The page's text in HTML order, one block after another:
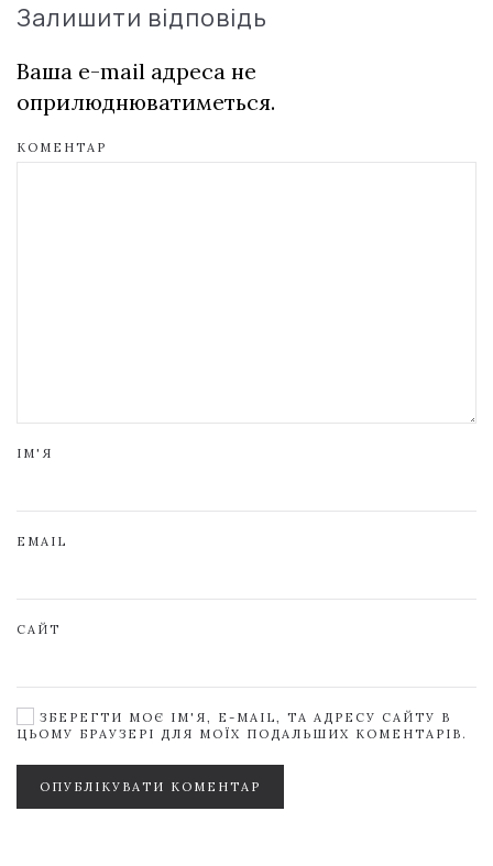
Залишити відповідь
Ваша e-mail адреса не
оприлюднюватиметься.
КОМЕНТАР
ІМ'Я
EMAIL
САЙТ
ЗБЕРЕГТИ МОЄ ІМ'Я, E-MAIL, ТА АДРЕСУ САЙТУ В
ЦЬОМУ БРАУЗЕРІ ДЛЯ МОЇХ ПОДАЛЬШИХ КОМЕНТАРІВ.
ОПУБЛІКУВАТИ КОМЕНТАР